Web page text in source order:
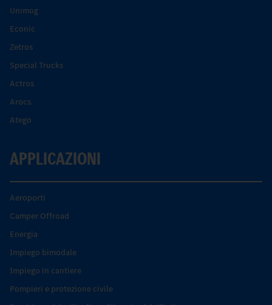
Unimog
Econic
Zetros
Special Trucks
Actros
Arocs.
Atego
APPLICAZIONI
Aeroporti
Camper Offroad
Energia
Impiego bimodale
Impiego in cantiere
Pompieri e protezione civile